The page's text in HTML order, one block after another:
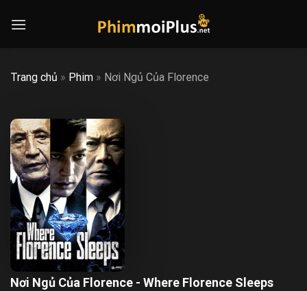
Trang chủ » Phim » Nơi Ngủ Của Florence
Nơi Ngủ Của Florence - Where Florence Sleeps